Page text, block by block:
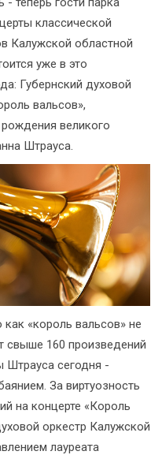
классической
Калужской областной
уже в это
Губернский духовой
вальсов»,
великого
Штрауса.
«король вальсов» не
свыше 160 произведений
Штрауса сегодня -
За виртуозность
на концерте «Король
оркестр Калужской
лауреата